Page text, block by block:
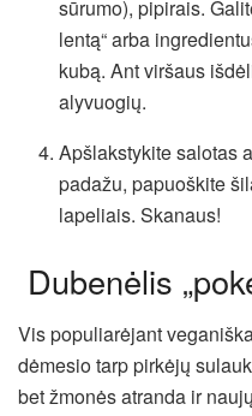
sūrumo), pipirais.
lentą“ arba
kubą. Ant viršaus
alyvuogių.
Apšlakstykite salotas
padažu, papuoškite
lapeliais. Skanaus!
Dubenėlis
Vis populiarėjant
dėmesio tarp pirkėjų
bet žmonės atranda ir